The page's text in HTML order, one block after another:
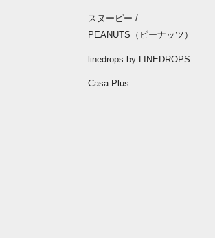
スヌーピー /
PEANUTS（ピーナッツ）
linedrops by LINEDROPS
Casa Plus